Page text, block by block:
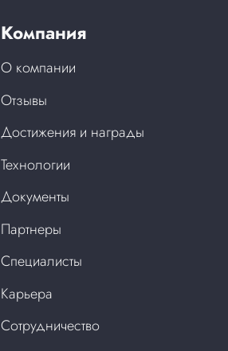
Компания
О компании
Отзывы
Достижения и награды
Технологии
Документы
Партнеры
Специалисты
Карьера
Сотрудничество